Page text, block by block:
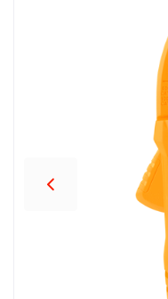
ბრენდები
სოც.